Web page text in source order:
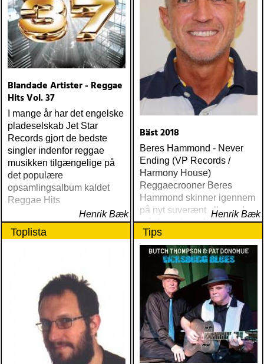
Blandade Artister - Reggae
Hits Vol. 37
I mange år har det engelske
pladeselskab Jet Star
Records gjort de bedste
singler indenfor reggae
musikken tilgængelige på
det populære
opsamlingsalbum kaldet
Reggae Hits
Henrik Bæk
Bäst 2018
Beres Hammond - Never
Ending (VP Records /
Harmony House)
Reggaecrooner Beres
Hammond skinner igennem
på nyt suverænt album, der
måske er hans bedste
gennem tiderne
Henrik Bæk
Toplista Tips